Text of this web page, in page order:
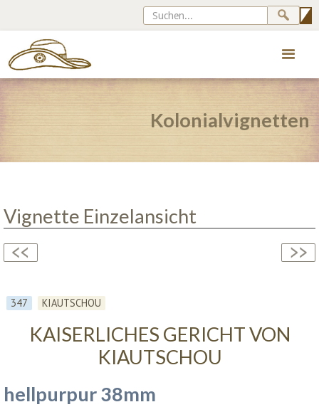
Kolonialvignetten
Vignette Einzelansicht
347 KIAUTSCHOU
KAISERLICHES GERICHT VON
KIAUTSCHOU
hellpurpur 38mm